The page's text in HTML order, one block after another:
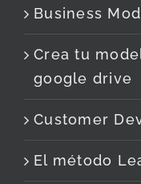
Business
Crea tu
google drive
Customer
El método